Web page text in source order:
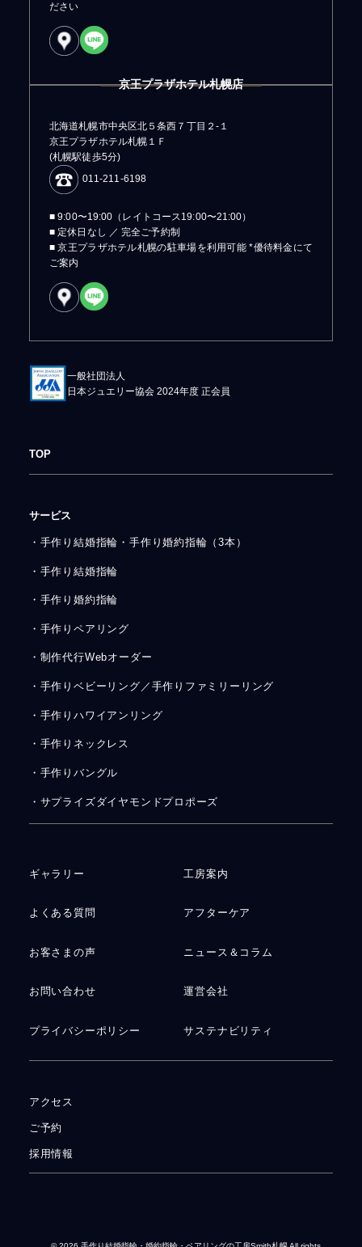
ださい
京王プラザホテル札幌店
北海道札幌市中央区北５条西７丁目２-１
京王プラザホテル札幌１Ｆ
(札幌駅徒歩5分)
011-211-6198
■ 9:00〜19:00（レイトコース19:00〜21:00）
■ 定休日なし ／ 完全ご予約制
■ 京王プラザホテル札幌の駐車場を利用可能 *優待料金にて
ご案内
一般社団法人
日本ジュエリー協会 2024年度 正会員
TOP
サービス
・手作り結婚指輪・手作り婚約指輪（3本）
・手作り結婚指輪
・手作り婚約指輪
・手作りペアリング
・制作代行Webオーダー
・手作りベビーリング／手作りファミリーリング
・手作りハワイアンリング
・手作りネックレス
・手作りバングル
・サプライズダイヤモンドプロポーズ
ギャラリー 工房案内
よくある質問 アフターケア
お客さまの声 ニュース＆コラム
お問い合わせ 運営会社
プライバシーポリシー サステナビリティ
アクセス
ご予約
採用情報